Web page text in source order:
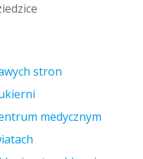
stron
medycznym